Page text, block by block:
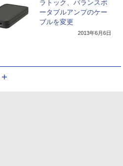
ラトック、バランスポ
ータブルアンプのケー
ブルを変更
2013年6月6日